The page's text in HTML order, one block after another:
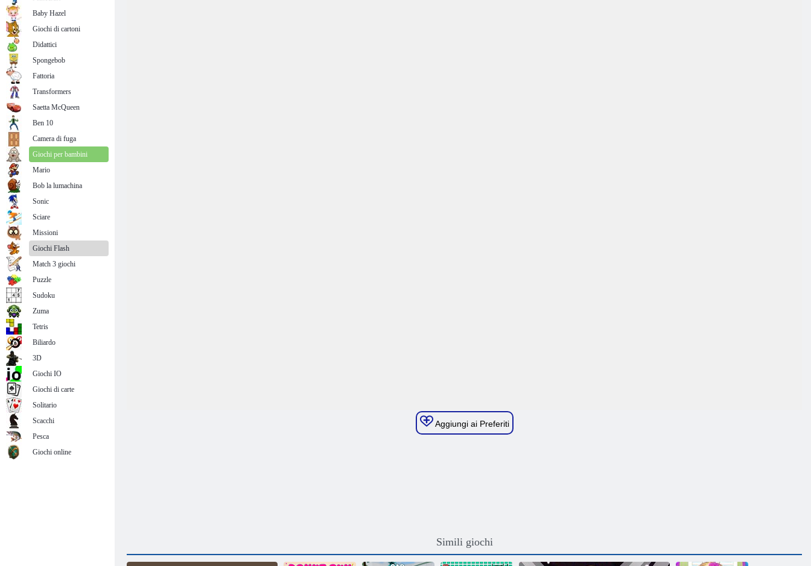
Aggiungi ai Preferiti
Simili giochi
Baby Hazel
Giochi di cartoni
Didattici
Spongebob
Fattoria
Transformers
Saetta McQueen
Ben 10
Camera di fuga
Giochi per bambini
Mario
Bob la lumachina
Sonic
Sciare
Missioni
Giochi Flash
Match 3 giochi
Puzzle
Sudoku
Zuma
Tetris
Biliardo
3D
Giochi IO
Giochi di carte
Solitario
Scacchi
Pesca
Giochi online